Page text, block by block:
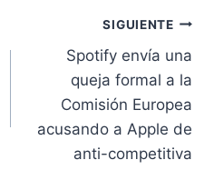
SIGUIENTE
Spotify envía una
queja formal a la
Comisión Europea
acusando a Apple de
anti-competitiva